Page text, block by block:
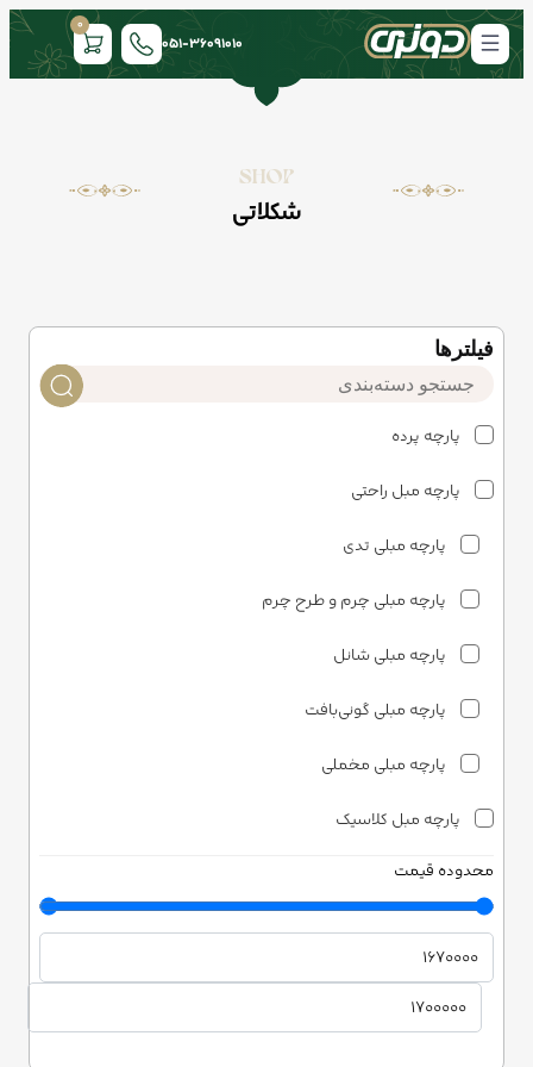
051-36091010
0
SHOP
شکلاتی
فیلتر‌ها
پارچه پرده
پارچه مبل راحتی
پارچه مبلی تدی
پارچه مبلی چرم و طرح چرم
پارچه مبلی شانل
پارچه مبلی گونی‌بافت
پارچه مبلی مخملی
پارچه مبل کلاسیک
پارچه مبلی ساتن
پارچه مبلی شانل
پارچه مبلی مخمل
دونری هوم
محدوده قیمت